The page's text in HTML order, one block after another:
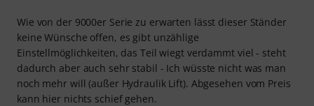
Wie von der 9000er Serie zu erwarten lässt dieser Ständer
keine Wünsche offen, es gibt unzählige
Einstellmöglichkeiten, das Teil wiegt verdammt viel - steht
dadurch aber auch sehr stabil - Ich wüsste nicht was man
noch mehr will (außer Hydraulik Lift). Abgesehen vom Preis
kann hier nichts schief gehen.